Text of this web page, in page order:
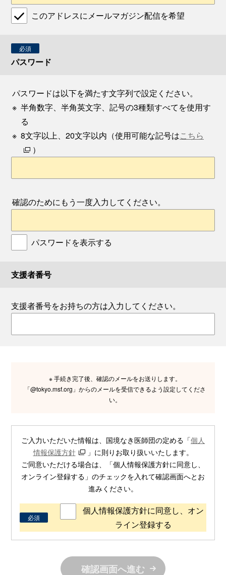
このアドレスにメールマガジン配信を希望
必須
パスワード
パスワードは以下を満たす文字列で設定ください。
※ 半角数字、半角英文字、記号の3種類すべてを使用す
る
※ 8文字以上、20文字以内（使用可能な記号はこちら
）
確認のためにもう一度入力してください。
パスワードを表示する
支援者番号
支援者番号をお持ちの方は入力してください。
※ 手続き完了後、確認のメールをお送りします。
「@tokyo.msf.org」からのメールを受信できるよう設定してくださ
い。
ご入力いただいた情報は、国境なき医師団の定める「個人
情報保護方針
」に則りお取り扱いいたします。
ご同意いただける場合は、「個人情報保護方針に同意し、
オンライン登録する」のチェックを入れて確認画面へとお
進みください。
必須
個人情報保護方針に同意し、オン
ライン登録する
確認画面へ進む